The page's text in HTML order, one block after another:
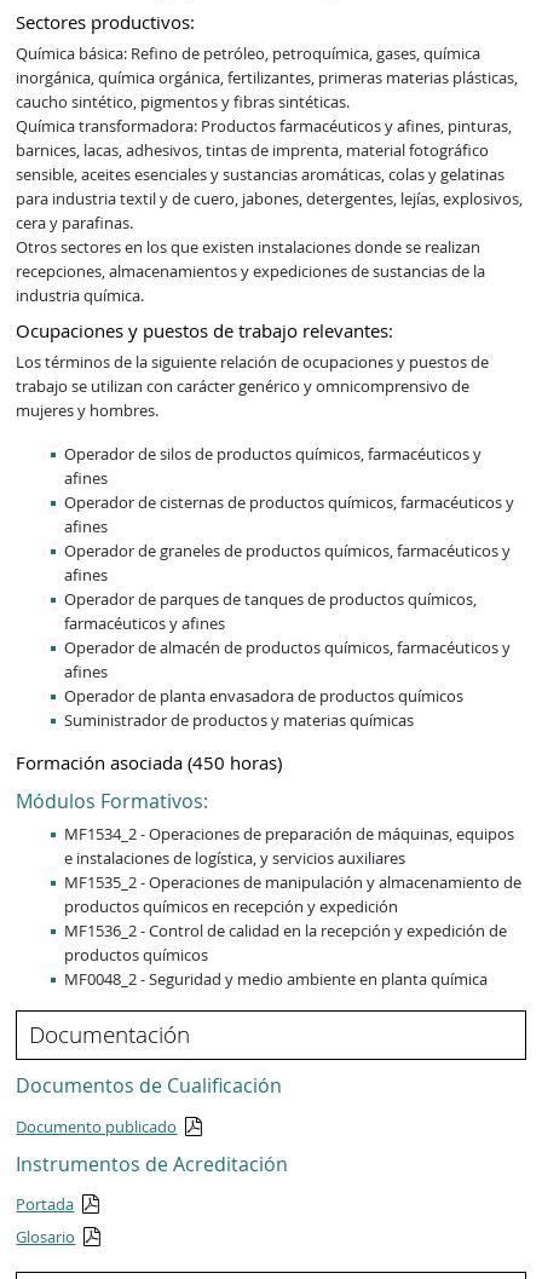
Sectores productivos:
Química básica: Refino de petróleo, petroquímica, gases, química
inorgánica, química orgánica, fertilizantes, primeras materias plásticas,
caucho sintético, pigmentos y fibras sintéticas.
Química transformadora: Productos farmacéuticos y afines, pinturas,
barnices, lacas, adhesivos, tintas de imprenta, material fotográfico
sensible, aceites esenciales y sustancias aromáticas, colas y gelatinas
para industria textil y de cuero, jabones, detergentes, lejías, explosivos,
cera y parafinas.
Otros sectores en los que existen instalaciones donde se realizan
recepciones, almacenamientos y expediciones de sustancias de la
industria química.
Ocupaciones y puestos de trabajo relevantes:
Los términos de la siguiente relación de ocupaciones y puestos de
trabajo se utilizan con carácter genérico y omnicomprensivo de
mujeres y hombres.
Operador de silos de productos químicos, farmacéuticos y
afines
Operador de cisternas de productos químicos, farmacéuticos y
afines
Operador de graneles de productos químicos, farmacéuticos y
afines
Operador de parques de tanques de productos químicos,
farmacéuticos y afines
Operador de almacén de productos químicos, farmacéuticos y
afines
Operador de planta envasadora de productos químicos
Suministrador de productos y materias químicas
Formación asociada (450 horas)
Módulos Formativos:
MF1534_2 - Operaciones de preparación de máquinas, equipos
e instalaciones de logística, y servicios auxiliares
MF1535_2 - Operaciones de manipulación y almacenamiento de
productos químicos en recepción y expedición
MF1536_2 - Control de calidad en la recepción y expedición de
productos químicos
MF0048_2 - Seguridad y medio ambiente en planta química
Documentación
Documentos de Cualificación
Documento publicado
Instrumentos de Acreditación
Portada
Glosario